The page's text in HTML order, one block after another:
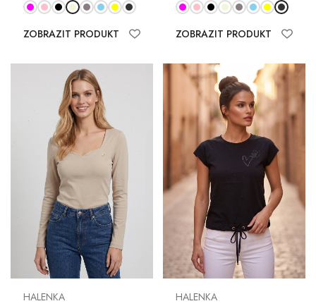
ZOBRAZIT PRODUKT ZOBRAZIT PRODUKT
HALENKA HALENKA